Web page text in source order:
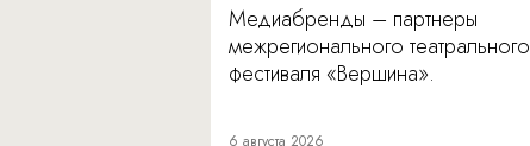
Медиабренды – партнеры
межрегионального театрального
фестиваля «Вершина».